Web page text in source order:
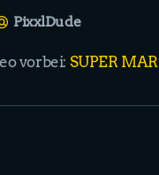
PixxlDude
vorbei: SUPER